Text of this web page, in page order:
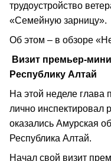
трудоустройство
«Семейную зарницу».
Об этом – в обзоре
Визит премьер-
Республику Алтай
На этой неделе глава
лично инспектировал
оказались Амурская
Республика Алтай.
Начал свой визит